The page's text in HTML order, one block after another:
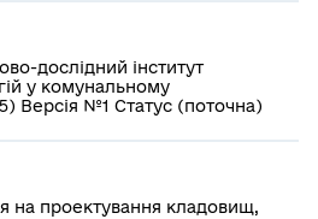
дослідний інститут
у комунальному
Версія №1 Статус (поточна)
проектування кладовищ,